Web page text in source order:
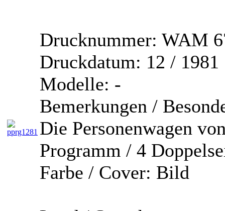
Drucknummer: WAM
Druckdatum: 12 / 1981
Modelle: -
Bemerkungen /
Die Personenwagen
Programm / 4
Farbe / Cover: Bild